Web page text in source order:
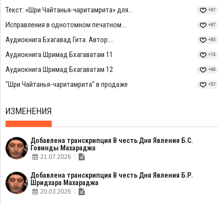
Текст: «Шри Чайтанья-чаритамрита» для... +97
Исправления в однотомном печатном... +87
Аудиокнига Бхагавад Гита. Автор:... +85
Аудиокнига Шримад Бхагаватам 11 +74
Аудиокнига Шримад Бхагаватам 12 +66
"Шри Чайтанья-чаритамрита" в продаже +57
ИЗМЕНЕНИЯ
Добавлена транскрипция В честь Дня Явления Б.С.
Говинды Махараджа
21.07.2026
Добавлена транскрипция В честь Дня Явления Б.Р.
Шридхара Махараджа
20.03.2026